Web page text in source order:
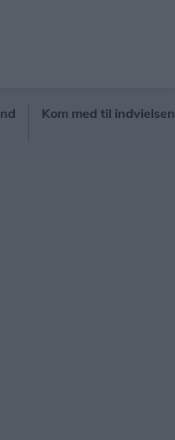
Kom med til indvielsen af